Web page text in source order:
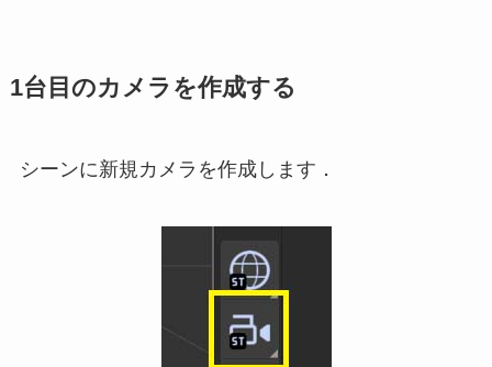
1台目のカメラを作成する
シーンに新規カメラを作成します．